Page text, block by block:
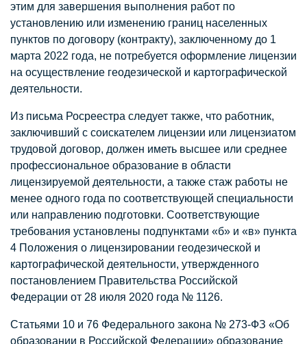
этим для завершения выполнения работ по
установлению или изменению границ населенных
пунктов по договору (контракту), заключенному до 1
марта 2022 года, не потребуется оформление лицензии
на осуществление геодезической и картографической
деятельности.
Из письма Росреестра следует также, что работник,
заключивший с соискателем лицензии или лицензиатом
трудовой договор, должен иметь высшее или среднее
профессиональное образование в области
лицензируемой деятельности, а также стаж работы не
менее одного года по соответствующей специальности
или направлению подготовки. Соответствующие
требования установлены подпунктами «б» и «в» пункта
4 Положения о лицензировании геодезической и
картографической деятельности, утвержденного
постановлением Правительства Российской
Федерации от 28 июля 2020 года № 1126.
Статьями 10 и 76 Федерального закона № 273-ФЗ «Об
образовании в Российской Федерации» образование